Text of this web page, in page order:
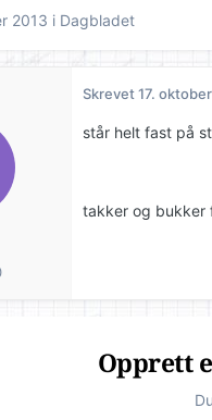
2013 i Dagbladet
Skrevet17.
står helt fast på
takker og bukker
Opprett